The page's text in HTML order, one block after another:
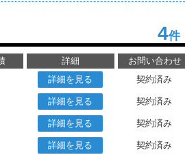
4件
詳細
お問い合わせ
詳細を見る 契約済み
詳細を見る 契約済み
詳細を見る 契約済み
詳細を見る
契約済み